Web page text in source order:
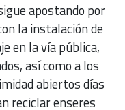
apostando por
la instalación de
en la vía pública,
así como a los
abiertos días
reciclar enseres